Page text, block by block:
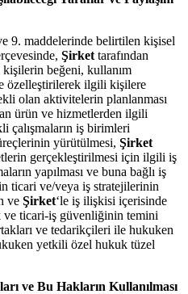
9. maddelerinde belirtilen kişisel
Şirket tarafından
beğeni, kullanım
özelleştirilerek ilgili kişilere
olan aktivitelerin planlanması
ürün ve hizmetlerden ilgili
çalışmaların iş birimleri
yürütülmesi, Şirket
gerçekleştirilmesi için ilgili iş
yapılması ve buna bağlı iş
ticari ve/veya iş stratejilerinin
ve Şirket‘le iş ilişkisi içerisinde
ticari-iş güvenliğinin temini
ve tedarikçileri ile hukuken
yetkili özel hukuk tüzel
ve Bu Hakların Kullanılması